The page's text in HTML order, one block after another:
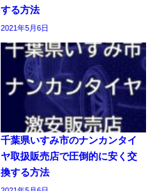
する方法
2021年5月6日
千葉県いすみ市のナンカンタイ
ヤ取扱販売店で圧倒的に安く交
換する方法